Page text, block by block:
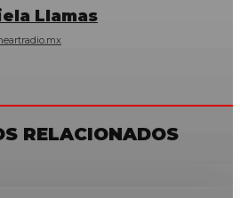
Llamas
RELACIONADOS